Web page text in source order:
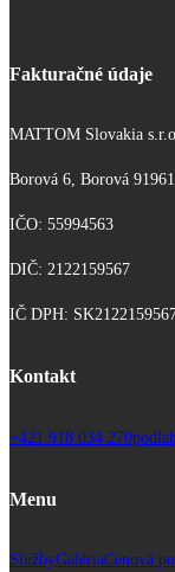
Fakturačné údaje
MATTOM Slovakia
Borová 6, Borová 91961
IČO: 55994563
DIČ: 2122159567
IČ DPH:
Kontakt
+421 918 034 270
Menu
SlužbyGalériaCenová